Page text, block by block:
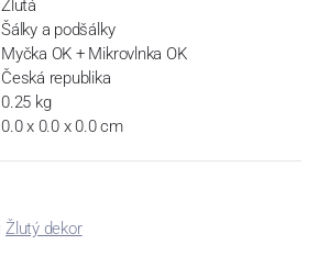
Žlutá
Šálky a podšálky
Myčka OK + Mikrovlnka OK
Česká republika
0.25 kg
0.0 x 0.0 x 0.0 cm
Žlutý dekor